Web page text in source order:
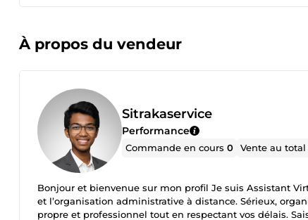
À propos du vendeur
Sitrakaservice
Performance
Commande en cours0 Vente au
Bonjour et bienvenue sur mon profil Je suis Assistant
et l’organisation administrative à distance. Sérieux,
propre et professionnel tout en respectant vos délais. Saisie de données Conversion PDF vers Word / Excel Mise en page de